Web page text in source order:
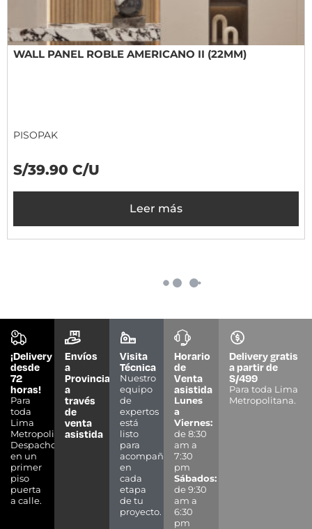
WALL PANEL ROBLE AMERICANO II (22MM)
PISOPAK
S/39.90 C/U
Leer más
¡Delivery
desde
72
horas!
Para
toda
Lima
Metropolitana.
Despacho
en un
primer
piso
puerta
a calle.
Envíos
a
Provincias
a
través
de
venta
asistida
Visita
Técnica
Nuestro
equipo
de
expertos
está
listo
para
acompañarte
en
cada
etapa
de tu
proyecto.
Horario
de
Venta
asistida
Lunes
a
Viernes:
de 8:30
am a
7:30
pm
Sábados:
de 9:30
am a
6:30
pm
Delivery gratis
a partir de
S/499
Para toda Lima
Metropolitana.